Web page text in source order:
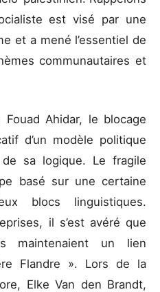
est visé par une
et a mené l’essentiel de
communautaires et
Ahidar, le blocage
d’un modèle politique
sa logique. Le fragile
basé sur une certaine
blocs linguistiques.
il s’est avéré que
maintenaient un lien
Flandre ». Lors de la
Elke Van den Brandt,